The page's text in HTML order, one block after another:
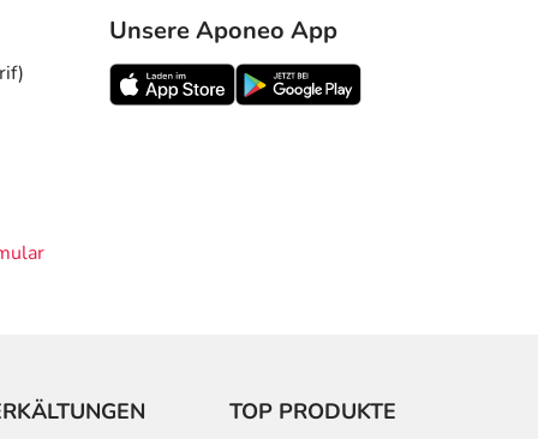
Unsere Aponeo App
TOP PRODUKTE